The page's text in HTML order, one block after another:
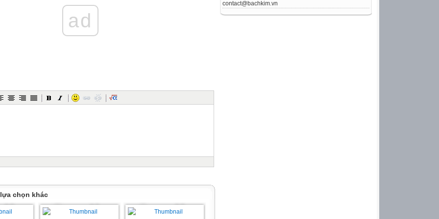
contact@bachkim.vn
được viết tắc của các từ nào?
tác hay sự cố nào dưới đây có thể ảnh hưởng đến sự an toàn thông tin máy
ở Hà Nội kết nối với một máy tính ở thành phố Hồ Chí Minh để có thể sao
em, được xếp vào những loại mạng nào?
ad
chọn khác